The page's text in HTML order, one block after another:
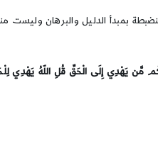
بمبدأ الدليل والبرهان
يَهْدِي إِلَى الْحَقِّ قُلِ اللّهُ يَهْدِي